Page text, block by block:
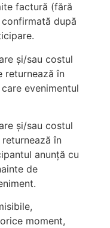
factură (fără
după
și/sau costul
în
evenimentul
și/sau costul
în
anunță cu
de
moment,